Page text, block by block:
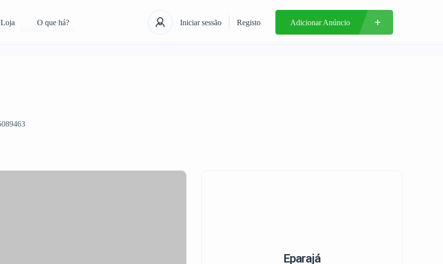
Loja O que há? Iniciar sessão Registo Adicionar Anúncio
Eurogarden, Lda.
Eparajá